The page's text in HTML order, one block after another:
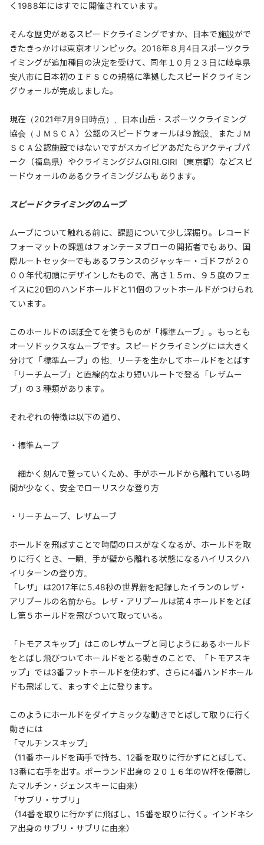
く1988年にはすでに開催されています。
そんな歴史があるスピードクライミングですか、日本で施設がで
きたきっかけは東京オリンピック。2016年８月4日スポーツクラ
イミングが追加種目の決定を受けて、同年１０月２３日に岐阜県
安八市に日本初のＩＦＳＣの規格に準拠したスピードクライミン
グウォールが完成しました。
現在（2021年7月9日時点）、日本山岳・スポーツクライミング
協会（ＪＭＳＣＡ）公認のスピードウォールは９施設、またＪＭ
ＳＣＡ公認施設ではないですがスカイピアあだたらアクティブパ
ーク（福島県）やクライミングジムGIRI.GIRI（東京都）などスピ
ードウォールのあるクライミングジムもあります。
スピードクライミングのムーブ
ムーブについて触れる前に、課題について少し深掘り。レコード
フォーマットの課題はフォンテーヌブローの開拓者でもあり、国
際ルートセッターでもあるフランスのジャッキー・ゴドフが２０
００年代初頭にデザインしたもので、高さ１５ｍ、９５度のフェ
イスに20個のハンドホールドと11個のフットホールドがつけられ
ています。
このホールドのほぼ全てを使うものが「標準ムーブ」。もっとも
オーソドックスなムーブです。スピードクライミングには大きく
分けて「標準ムーブ」の他、リーチを生かしてホールドをとばす
「リーチムーブ」と直線的なより短いルートで登る「レザムー
ブ」の３種類があります。
それぞれの特徴は以下の通り、
・標準ムーブ
細かく刻んで登っていくため、手がホールドから離れている時
間が少なく、安全でローリスクな登り方
・リーチムーブ、レザムーブ
ホールドを飛ばすことで時間のロスがなくなるが、ホールドを取
りに行くとき、一瞬、手が壁から離れる状態になるハイリスクハ
イリターンの登り方。
「レザ」は2017年に5.48秒の世界新を記録したイランのレザ・
アリプールの名前から。レザ・アリプールは第４ホールドをとば
し第５ホールドを飛びついて取っている。
「トモアスキップ」はこのレザムーブと同じようにあるホールド
をとばし飛びついてホールドをとる動きのことで、「トモアスキ
ップ」では3番フットホールドを使わず、さらに4番ハンドホール
ドも飛ばして、まっすぐ上に登ります。
このようにホールドをダイナミックな動きでとばして取りに行く
動きには
「マルチンスキップ」
（11番ホールドを両手で持ち、12番を取りに行かずにとばして、
13番に右手を出す。ポーランド出身の２０１６年のW杯を優勝し
たマルチン・ジェンスキーに由来）
「サブリ・サブリ」
（14番を取りに行かずに飛ばし、15番を取りに行く。インドネシ
ア出身のサブリ・サブリに由来）